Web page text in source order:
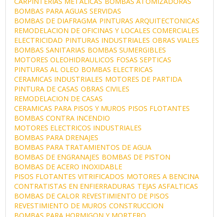
BOMBAS PARA AGUAS SERVIDAS
BOMBAS DE DIAFRAGMA PINTURAS ARQUITECTONICAS
REMODELACION DE OFICINAS Y LOCALES COMERCIALES
ELECTRICIDAD PINTURAS INDUSTRIALES OBRAS VIALES
BOMBAS SANITARIAS BOMBAS SUMERGIBLES
MOTORES OLEOHIDRAULICOS FOSAS SEPTICAS
PINTURAS AL OLEO BOMBAS ELECTRICAS
CERAMICAS INDUSTRIALES MOTORES DE PARTIDA
PINTURA DE CASAS OBRAS CIVILES
REMODELACION DE CASAS
CERAMICAS PARA PISOS Y MUROS PISOS FLOTANTES
BOMBAS CONTRA INCENDIO
MOTORES ELECTRICOS INDUSTRIALES
BOMBAS PARA DRENAJES
BOMBAS PARA TRATAMIENTOS DE AGUA
BOMBAS DE ENGRANAJES BOMBAS DE PISTON
BOMBAS DE ACERO INOXIDABLE
PISOS FLOTANTES VITRIFICADOS MOTORES A BENCINA
CONTRATISTAS EN ENFIERRADURAS TEJAS ASFALTICAS
BOMBAS DE CALOR REVESTIMIENTO DE PISOS
REVESTIMIENTO DE MUROS CONSTRUCCION